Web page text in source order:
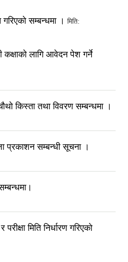
सम्बन्धमा । मिति:
लागि आवेदन पेश गर्ने
किस्ता तथा विवरण सम्बन्धमा ।
प्रकाशन सम्बन्धी सूचना ।
मिति निर्धारण गरिएकाे